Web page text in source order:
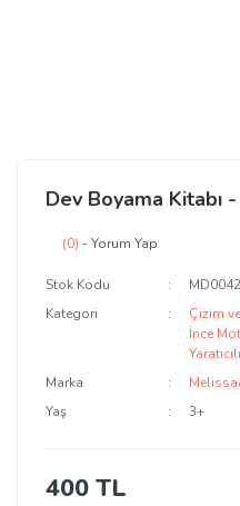
Dev Boyama Kitabı
(0) - Yorum Yap
Stok Kodu
Kategori
Çizim
İnce
Marka
Yaş
3+
400 TL